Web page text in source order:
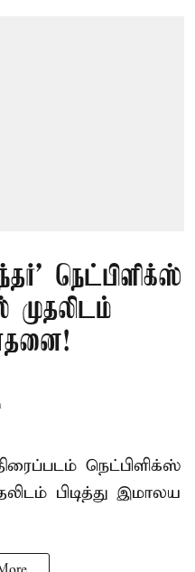
நெட்பிளிக்ஸ்
நெட்பிளிக்ஸ்
பிடித்து இமாலய